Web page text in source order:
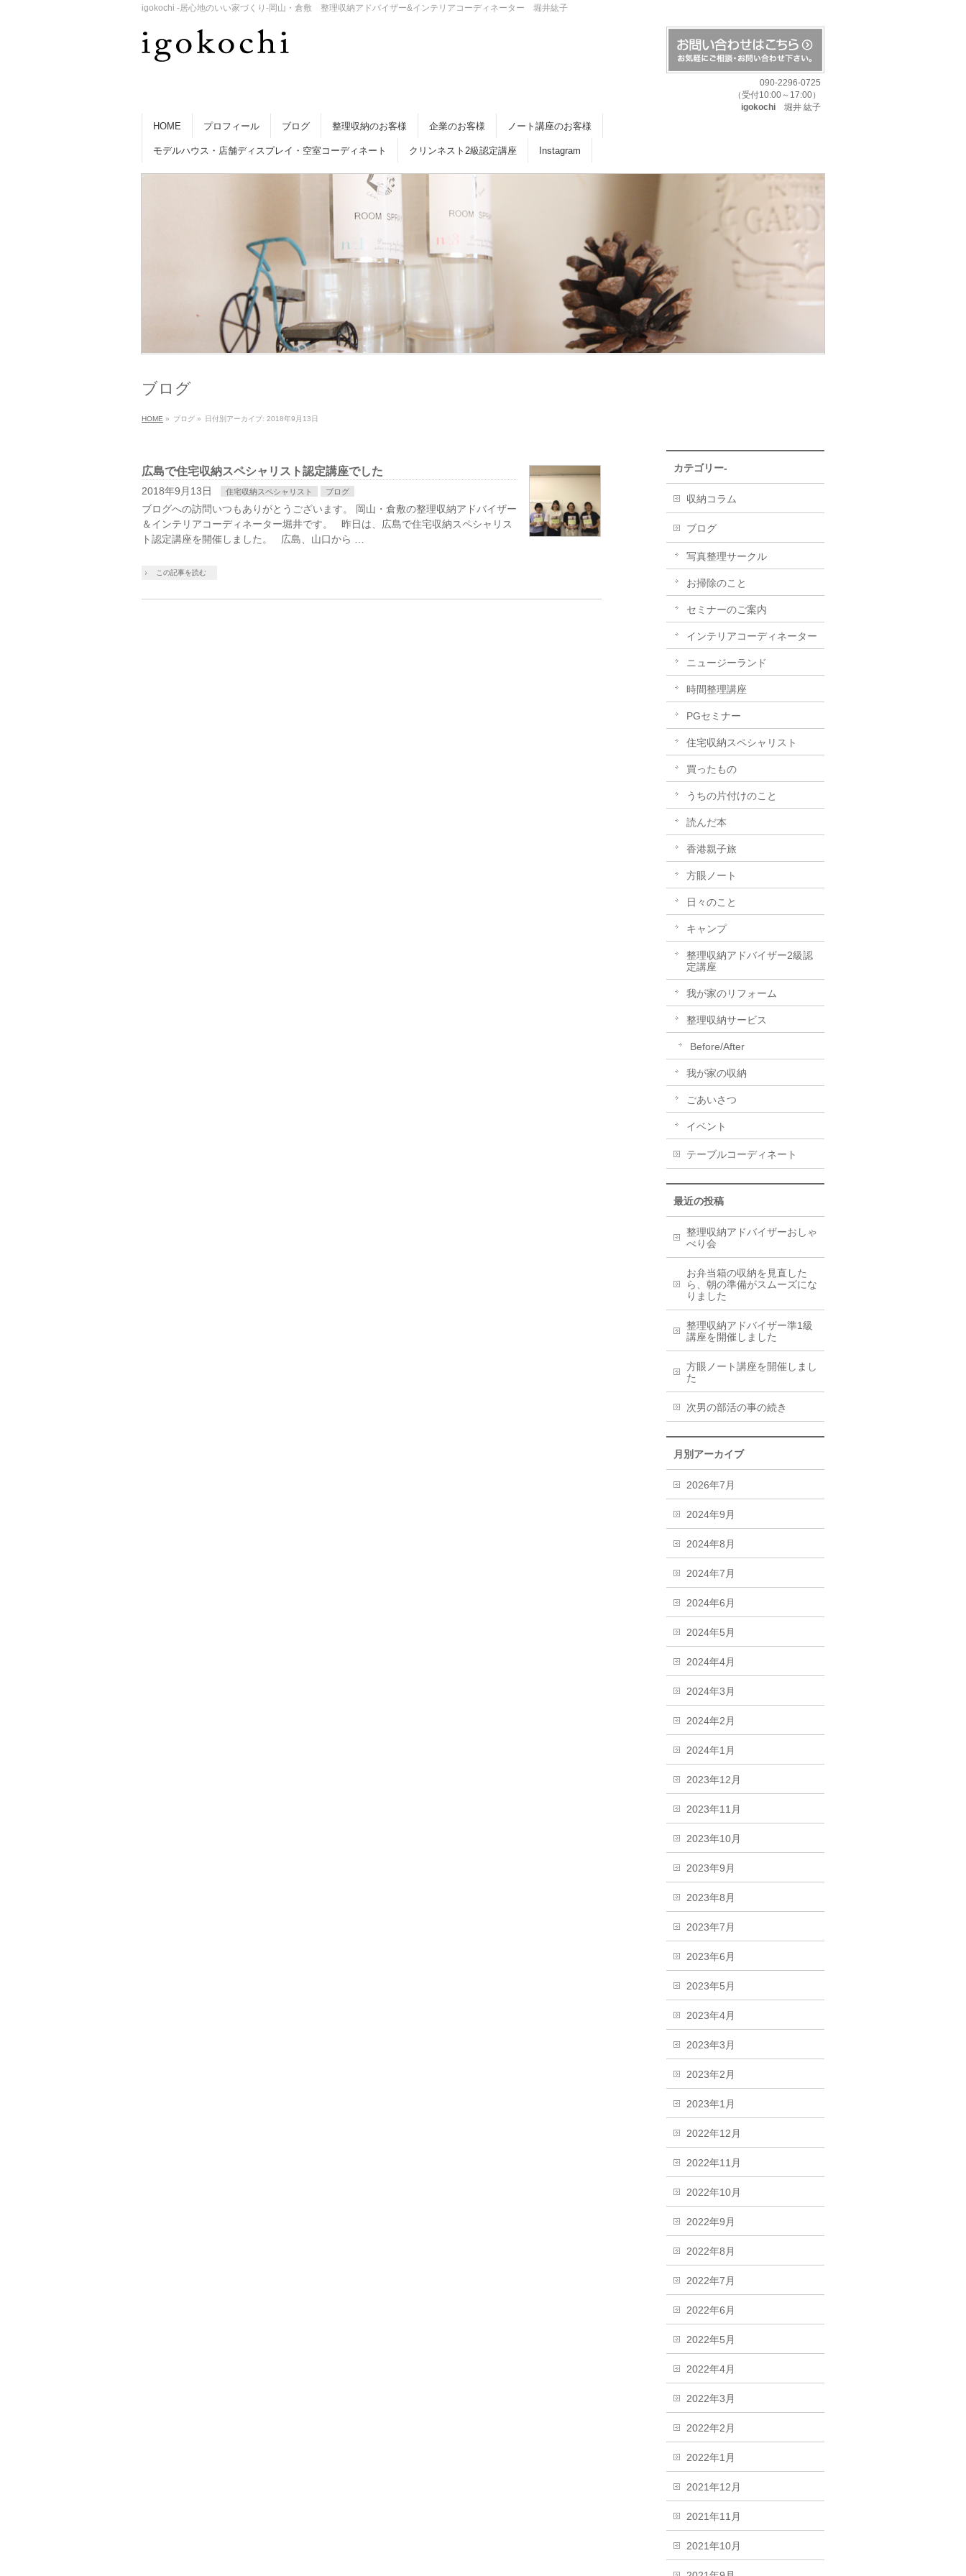
igokochi -居心地のいい家づくり-岡山・倉敷 整理収納アドバイザー&インテリアコーディネーター 堀井紘子
090-2296-0725
（受付10:00～17:00）
igokochi 堀井 紘子
HOME プロフィール ブログ 整理収納のお客様 企業のお客様 ノート講座のお客様
モデルハウス・店舗ディスプレイ・空室コーディネート クリンネスト2級認定講座 Instagram
ブログ
HOME » ブログ » 日付別アーカイブ: 2018年9月13日
広島で住宅収納スペシャリスト認定講座でした
2018年9月13日 住宅収納スペシャリスト ブログ
ブログへの訪問いつもありがとうございます。 岡山・倉敷の整理収納アドバイザー
＆インテリアコーディネーター堀井です。 昨日は、広島で住宅収納スペシャリス
ト認定講座を開催しました。 広島、山口から …
この記事を読む
カテゴリー-
収納コラム
ブログ
写真整理サークル
お掃除のこと
セミナーのご案内
インテリアコーディネーター
ニュージーランド
時間整理講座
PGセミナー
住宅収納スペシャリスト
買ったもの
うちの片付けのこと
読んだ本
香港親子旅
方眼ノート
日々のこと
キャンプ
整理収納アドバイザー2級認
定講座
我が家のリフォーム
整理収納サービス
Before/After
我が家の収納
ごあいさつ
イベント
テーブルコーディネート
最近の投稿
整理収納アドバイザーおしゃ
べり会
お弁当箱の収納を見直した
ら、朝の準備がスムーズにな
りました
整理収納アドバイザー準1級
講座を開催しました
方眼ノート講座を開催しまし
た
次男の部活の事の続き
月別アーカイブ
2026年7月
2024年9月
2024年8月
2024年7月
2024年6月
2024年5月
2024年4月
2024年3月
2024年2月
2024年1月
2023年12月
2023年11月
2023年10月
2023年9月
2023年8月
2023年7月
2023年6月
2023年5月
2023年4月
2023年3月
2023年2月
2023年1月
2022年12月
2022年11月
2022年10月
2022年9月
2022年8月
2022年7月
2022年6月
2022年5月
2022年4月
2022年3月
2022年2月
2022年1月
2021年12月
2021年11月
2021年10月